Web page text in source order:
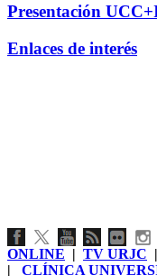
Presentación
Enlaces de interés
ONLINE | TV URJC |
| CLÍNICA